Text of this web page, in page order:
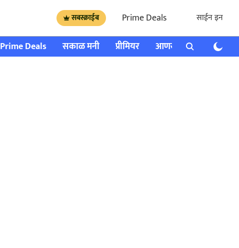
सबस्क्राईब Prime Deals साईन इन
Prime Deals सकाळ मनी प्रीमियर आणखी राशी भविष्य